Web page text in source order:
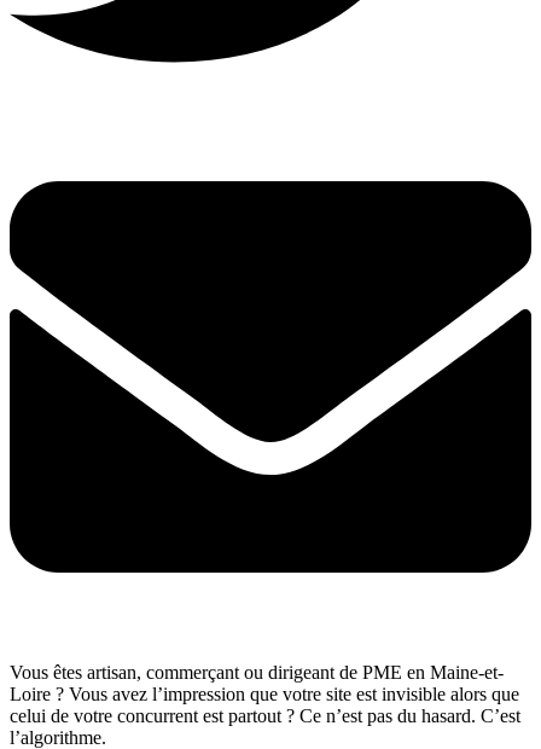
Vous êtes artisan, commerçant ou dirigeant de PME en Maine-et-
Loire ? Vous avez l’impression que votre site est invisible alors que
celui de votre concurrent est partout ? Ce n’est pas du hasard. C’est
l’algorithme.